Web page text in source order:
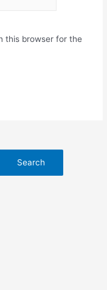
this browser for the
Search